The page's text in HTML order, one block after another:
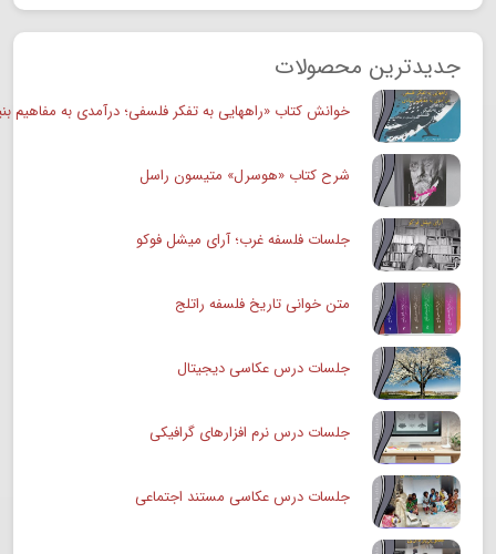
جدیدترین محصولات
خوانش کتاب «راههایی به تفکر فلسفی؛ درآمدی به مفاهیم
شرح کتاب «هوسرل» متیسون راسل
جلسات فلسفه غرب؛ آرای میشل فوکو
متن خوانی تاریخ فلسفه راتلج
جلسات درس عکاسی دیجیتال
جلسات درس نرم افزارهای گرافیکی
جلسات درس عکاسی مستند اجتماعی